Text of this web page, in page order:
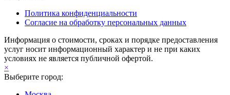
Политика конфиденциальности
Согласие на обработку персональных данных
Информация о стоимости, сроках и порядке предоставления
услуг носит информационный характер и не при каких
условиях не является публичной офертой.
×
Выберите город: